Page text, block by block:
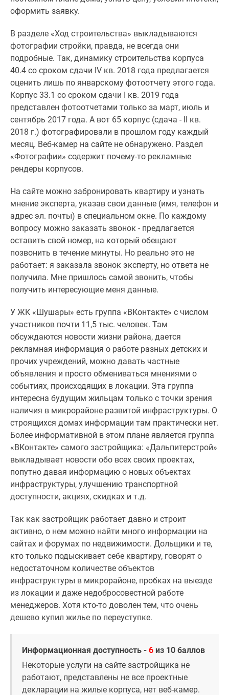
оформить заявку.
В разделе «Ход строительства» выкладываются
фотографии стройки, правда, не всегда они
подробные. Так, динамику строительства корпуса
40.4 со сроком сдачи IV кв. 2018 года предлагается
оценить лишь по январскому фотоотчету этого года.
Корпус 33.1 со сроком сдачи I кв. 2019 года
представлен фотоотчетами только за март, июль и
сентябрь 2017 года. А вот 65 корпус (сдача - II кв.
2018 г.) фотографировали в прошлом году каждый
месяц. Веб-камер на сайте не обнаружено. Раздел
«Фотографии» содержит почему-то рекламные
рендеры корпусов.
На сайте можно забронировать квартиру и узнать
мнение эксперта, указав свои данные (имя, телефон и
адрес эл. почты) в специальном окне. По каждому
вопросу можно заказать звонок - предлагается
оставить свой номер, на который обещают
позвонить в течение минуты. Но реально это не
работает: я заказала звонок эксперту, но ответа не
получила. Мне пришлось самой звонить, чтобы
получить интересующие меня данные.
У ЖК «Шушары» есть группа «ВКонтакте» с числом
участников почти 11,5 тыс. человек. Там
обсуждаются новости жизни района, дается
рекламная информация о работе разных детских и
прочих учреждений, можно давать частные
объявления и просто обмениваться мнениями о
событиях, происходящих в локации. Эта группа
интересна будущим жильцам только с точки зрения
наличия в микрорайоне развитой инфраструктуры. О
строящихся домах информации там практически нет.
Более информативной в этом плане является группа
«ВКонтакте» самого застройщика: «Дальпитерстрой»
выкладывает новости обо всех своих проектах,
попутно давая информацию о новых объектах
инфраструктуры, улучшению транспортной
доступности, акциях, скидках и т.д.
Так как застройщик работает давно и строит
активно, о нем можно найти много информации на
сайтах и форумах по недвижимости. Дольщики и те,
кто только подыскивает себе квартиру, говорят о
недостаточном количестве объектов
инфраструктуры в микрорайоне, пробках на выезде
из локации и даже недобросовестной работе
менеджеров. Хотя кто-то доволен тем, что очень
дешево купил жилье по переуступке.
Информационная доступность - 6 из 10 баллов
Некоторые услуги на сайте застройщика не
работают, представлены не все проектные
декларации на жилые корпуса, нет веб-камер.